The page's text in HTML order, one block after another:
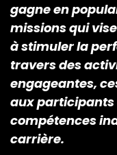
gagne en
missions qui
à stimuler la
travers des
engageantes,
aux participants
compétences
carrière.